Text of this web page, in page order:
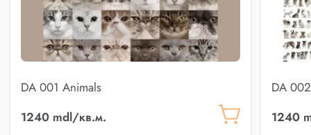
DA 001 Animals
1240 mdl/кв.м.
DA
1240